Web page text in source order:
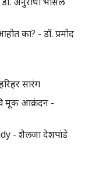
का? - डॉ. प्रमोद
सारंग
मूक आक्रंदन -
- शैलजा देशपांडे